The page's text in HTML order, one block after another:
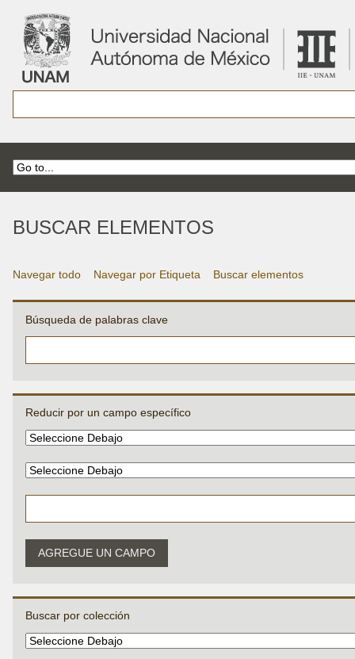
BUSCAR ELEMENTOS
Navegar todo Navegar por Etiqueta Buscar elementos
Búsqueda de palabras clave
Reducir por un campo específico
AGREGUE UN CAMPO
Buscar por colección